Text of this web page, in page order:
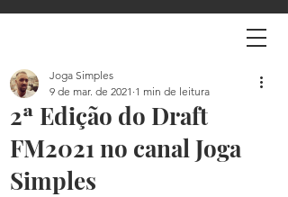
2ª Edição do Draft
FM2021 no canal Joga
Simples
Joga Simples
9 de mar. de 2021 1 min de leitura